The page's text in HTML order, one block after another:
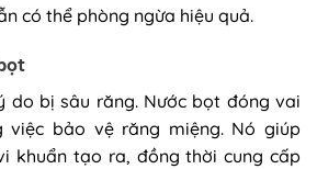
có thể phòng ngừa hiệu quả.
do bị sâu răng. Nước bọt đóng vai
bảo vệ răng miệng. Nó giúp
khuẩn tạo ra, đồng thời cung cấp